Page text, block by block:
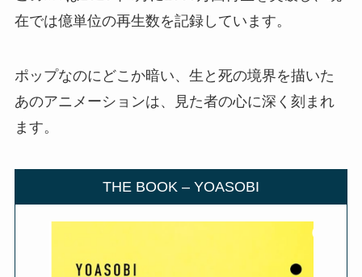
在では億単位の再生数を記録しています。
ポップなのにどこか暗い、生と死の境界を描いた
あのアニメーションは、見た者の心に深く刻まれ
ます。
THE BOOK – YOASOBI